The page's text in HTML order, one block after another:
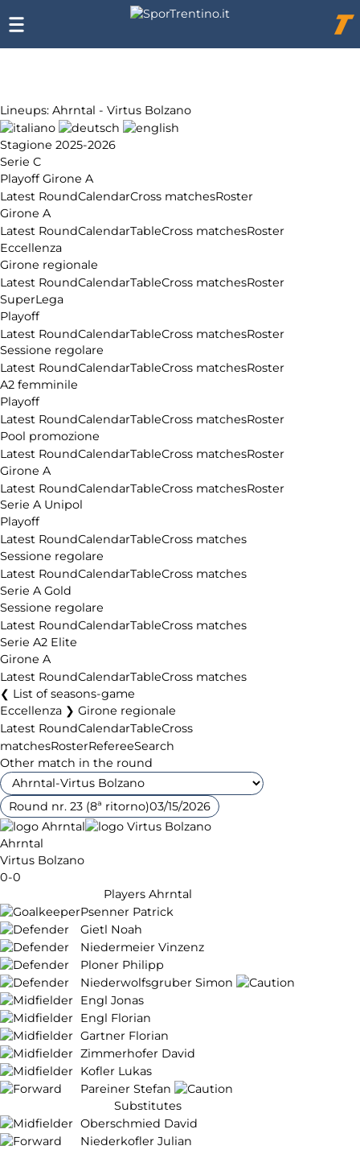
Lineups: Ahrntal - Virtus Bolzano
Stagione 2025-2026
Serie C
Playoff Girone A
Latest RoundCalendarCross matchesRoster
Girone A
Latest RoundCalendarTableCross matchesRoster
Eccellenza
Girone regionale
Latest RoundCalendarTableCross matchesRoster
SuperLega
Playoff
Latest RoundCalendarTableCross matchesRoster
Sessione regolare
Latest RoundCalendarTableCross matchesRoster
A2 femminile
Playoff
Latest RoundCalendarTableCross matchesRoster
Pool promozione
Latest RoundCalendarTableCross matchesRoster
Girone A
Latest RoundCalendarTableCross matchesRoster
Serie A Unipol
Playoff
Latest RoundCalendarTableCross matches
Sessione regolare
Latest RoundCalendarTableCross matches
Serie A Gold
Sessione regolare
Latest RoundCalendarTableCross matches
Serie A2 Elite
Girone A
Latest RoundCalendarTableCross matches
List of seasons-game
Eccellenza ❯ Girone regionale
Latest RoundCalendarTableCross
matchesRosterRefereeSearch
Other match in the round
Round nr. 23 (8ª ritorno)03/15/2026
Ahrntal
Virtus Bolzano
0-0
Players Ahrntal
Psenner Patrick
Gietl Noah
Niedermeier Vinzenz
Ploner Philipp
Niederwolfsgruber Simon
Engl Jonas
Engl Florian
Gartner Florian
Zimmerhofer David
Kofler Lukas
Pareiner Stefan
Substitutes
Oberschmied David
Niederkofler Julian
Chi
siamo
Affiliazione